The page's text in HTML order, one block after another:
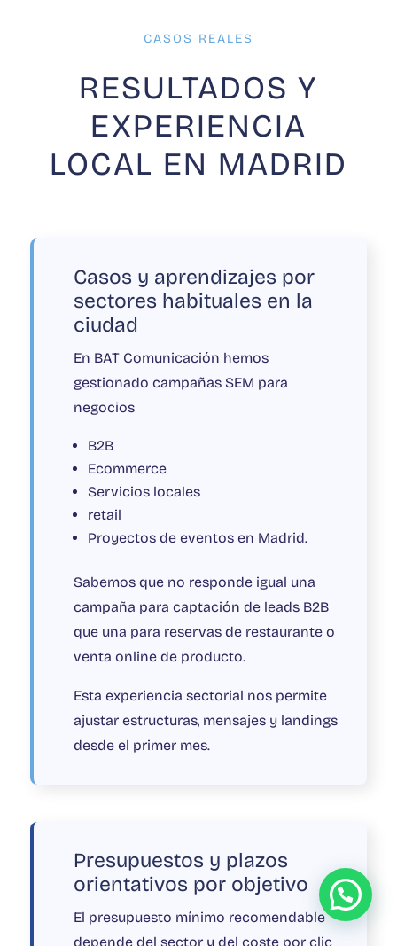
CASOS REALES
RESULTADOS Y
EXPERIENCIA
LOCAL EN MADRID
Casos y aprendizajes por
sectores habituales en la
ciudad
En BAT Comunicación hemos
gestionado campañas SEM para
negocios
B2B
Ecommerce
Servicios locales
retail
Proyectos de eventos en Madrid.
Sabemos que no responde igual una
campaña para captación de leads B2B
que una para reservas de restaurante o
venta online de producto.
Esta experiencia sectorial nos permite
ajustar estructuras, mensajes y landings
desde el primer mes.
Presupuestos y plazos
orientativos por objetivo
El presupuesto mínimo recomendable
depende del sector y del coste por clic